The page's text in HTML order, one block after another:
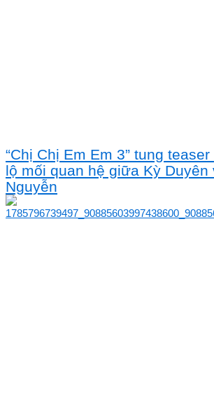
“Chị Chị Em Em 3” tung
lộ mối quan hệ giữa Kỳ Duyên
Nguyễn